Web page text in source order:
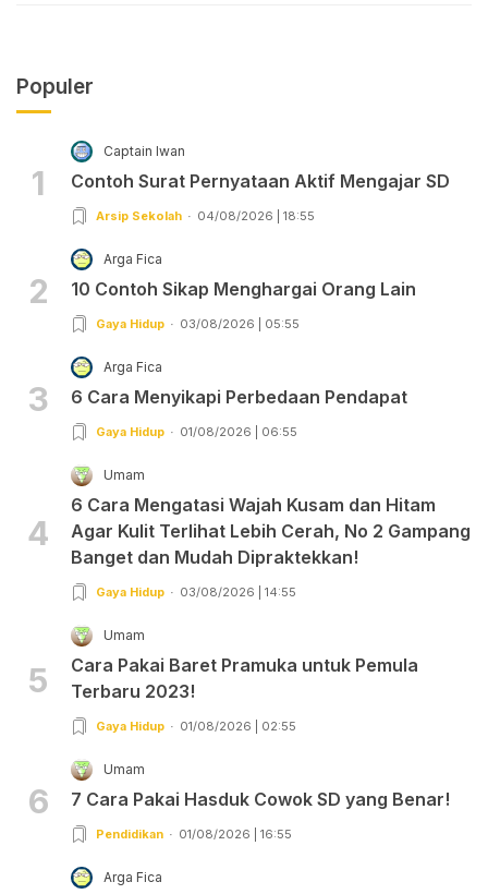
Populer
1
Captain Iwan
Contoh Surat Pernyataan Aktif Mengajar SD
Arsip Sekolah 04/08/2026 | 18:55
2
Arga Fica
10 Contoh Sikap Menghargai Orang Lain
Gaya Hidup 03/08/2026 | 05:55
3
Arga Fica
6 Cara Menyikapi Perbedaan Pendapat
Gaya Hidup 01/08/2026 | 06:55
4
Umam
6 Cara Mengatasi Wajah Kusam dan Hitam
Agar Kulit Terlihat Lebih Cerah, No 2 Gampang
Banget dan Mudah Dipraktekkan!
Gaya Hidup 03/08/2026 | 14:55
5
Umam
Cara Pakai Baret Pramuka untuk Pemula
Terbaru 2023!
Gaya Hidup 01/08/2026 | 02:55
6
Umam
7 Cara Pakai Hasduk Cowok SD yang Benar!
Pendidikan 01/08/2026 | 16:55
Arga Fica